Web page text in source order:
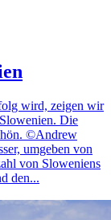
wird, zeigen wir
Die
©Andrew
umgeben von
von Sloweniens
den...